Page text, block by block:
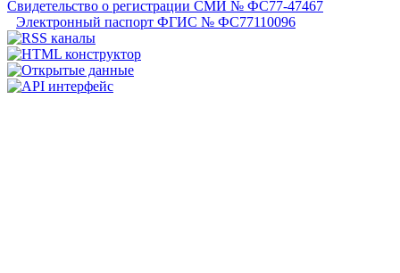
Свидетельство о регистрации СМИ № ФС77-47467
Электронный паспорт ФГИС № ФС77110096